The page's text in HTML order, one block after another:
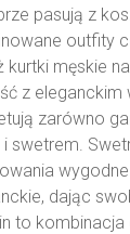
pasują z
outfity
kurtki męskie
z eleganckim
zarówno
swetrem.
dając
to